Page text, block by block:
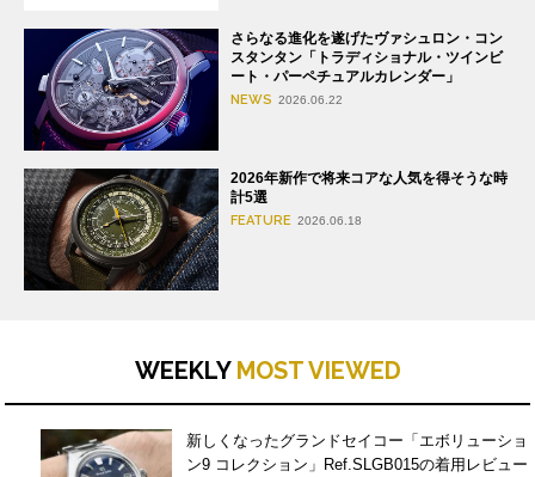
さらなる進化を遂げたヴァシュロン・コン
スタンタン「トラディショナル・ツインビ
ート・パーペチュアルカレンダー」
NEWS 2026.06.22
2026年新作で将来コアな人気を得そうな時
計5選
FEATURE 2026.06.18
WEEKLY MOST VIEWED
新しくなったグランドセイコー「エボリューショ
ン9 コレクション」Ref.SLGB015の着用レビュー